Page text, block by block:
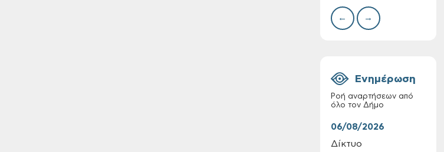
& Βαθμολογίας,
Πίνακες
προσληπτέων και
Δήμου Χανίων
← →
Ενημέρωση
Ροή αναρτήσεων από
όλο τον Δήμο
06/08/2026
Δίκτυο